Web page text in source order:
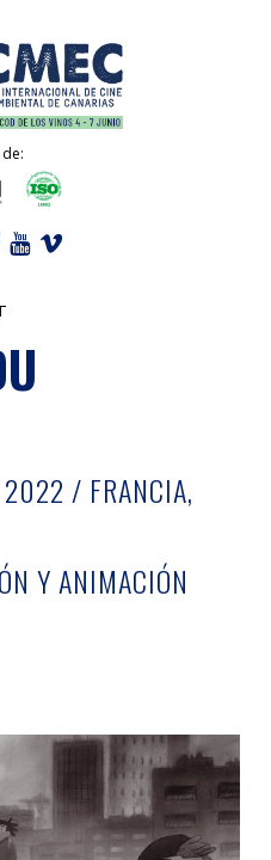
2022 / FRANCIA,
Y ANIMACIÓN